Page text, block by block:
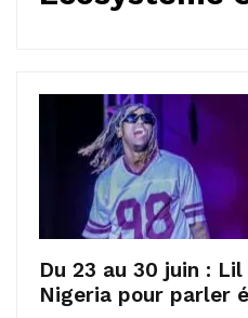
Du 23 au 30 juin :
Nigeria pour parler